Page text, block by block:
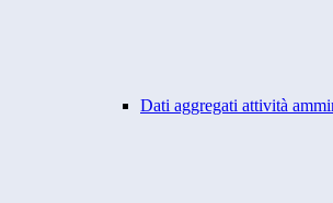
Dati aggregati attività